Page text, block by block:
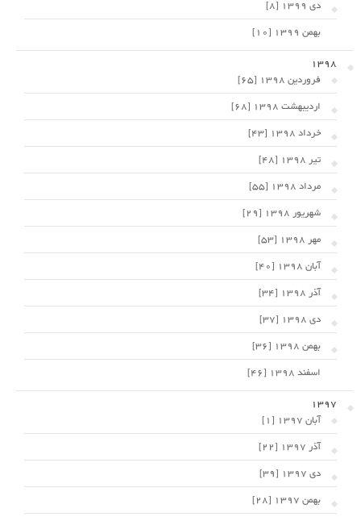
دی 1399 [8]
بهمن 1399 [10]
1398
فروردین 1398 [65]
اردیبهشت 1398 [68]
خرداد 1398 [43]
تیر 1398 [48]
مرداد 1398 [55]
شهریور 1398 [29]
مهر 1398 [53]
آبان 1398 [40]
آذر 1398 [34]
دی 1398 [37]
بهمن 1398 [36]
اسفند 1398 [46]
1397
آبان 1397 [1]
آذر 1397 [22]
دی 1397 [39]
بهمن 1397 [28]